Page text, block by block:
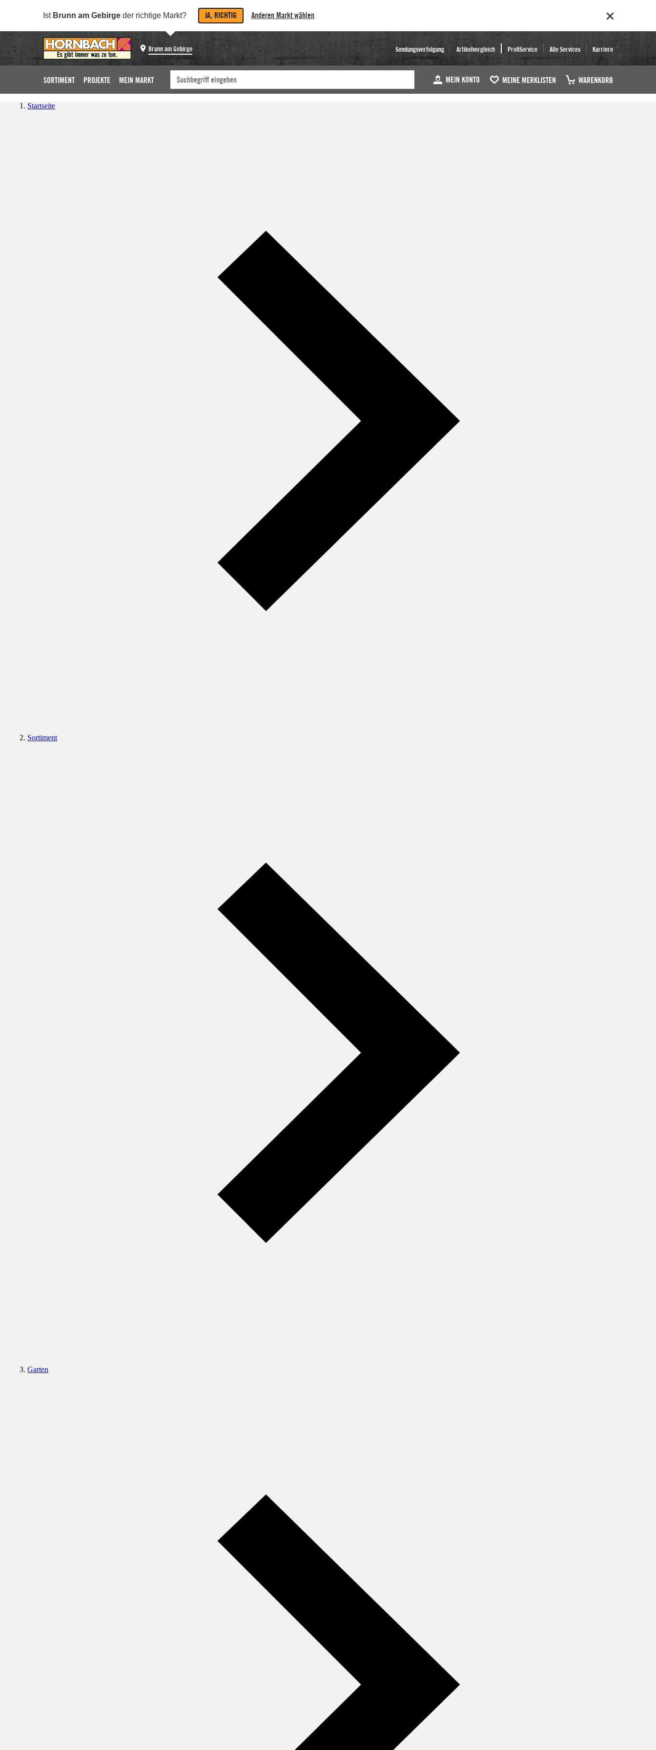
Ist Brunn am Gebirge der richtige Markt? JA, RICHTIG Anderen Markt wählen
Brunn am Gebirge Sendungsverfolgung Artikelvergleich ProfiService Alle Services Karriere
SORTIMENT PROJEKTE MEIN MARKT MEIN KONTO MEINE MERKLISTEN WARENKORB
Startseite
Sortiment
Garten